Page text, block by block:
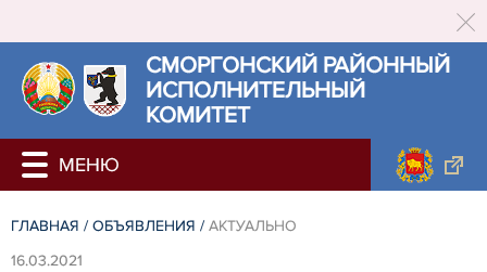
СМОРГОНСКИЙ РАЙОННЫЙ
ИСПОЛНИТЕЛЬНЫЙ
КОМИТЕТ
ГЛАВНАЯ / ОБЪЯВЛЕНИЯ / АКТУАЛЬНО
16.03.2021